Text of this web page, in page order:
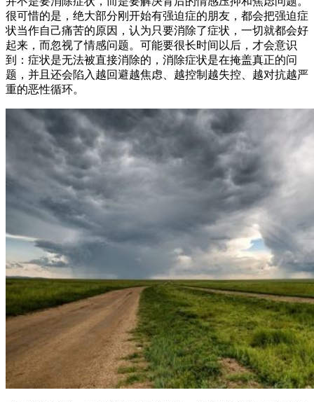
很可惜的是，绝大部分刚开始有强迫症的朋友，都会把强迫症
状当作自己痛苦的原因，认为只要消除了症状，一切就都会好
起来，而忽视了情感问题。可能要很长时间以后，才会意识
到：症状是无法被直接消除的，消除症状是在掩盖真正的问
题，并且还会陷入越回避越焦虑、越控制越失控、越对抗越严
重的恶性循环。